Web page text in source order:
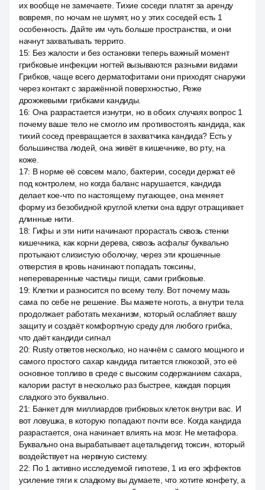
их вообще не замечаете. Тихие соседи платят за аренду
вовремя, по ночам не шумят, но у этих соседей есть 1
особенность. Дайте им чуть больше пространства, и они
начнут захватывать террито.
15: Без жалости и без остановки теперь важный момент
грибковые инфекции ногтей вызываются разными видами
Грибков, чаще всего дерматофитами они приходят снаружи
через контакт с заражённой поверхностью, Реже
дрожжевыми грибками кандиды.
16: Она разрастается изнутри, но в обоих случаях вопрос 1
почему ваше тело не смогло им противостоять кандида, как
тихий сосед превращается в захватчика кандида? Есть у
большинства людей, она живёт в кишечнике, во рту, на
коже.
17: В норме её совсем мало, бактерии, соседи держат её
под контролем, но когда баланс нарушается, кандида
делает кое-что по настоящему пугающее, она меняет
форму из безобидной круглой клетки она вдруг отращивает
длинные нити.
18: Гифы и эти нити начинают прорастать сквозь стенки
кишечника, как корни дерева, сквозь асфальт буквально
протыкают слизистую оболочку, через эти крошечные
отверстия в кровь начинают попадать токсины,
непереваренные частицы пищи, сами грибковые.
19: Клетки и разносится по всему телу. Вот почему мазь
сама по себе не решение. Вы мажете ноготь, а внутри тела
продолжает работать механизм, который ослабляет вашу
защиту и создаёт комфортную среду для любого грибка,
что даёт кандиди сигнал
20: Rusty ответов несколько, но начнём с самого мощного и
самого простого сахар кандида питается глюкозой, это её
основное топливо в среде с высоким содержанием сахара,
калории растут в несколько раз быстрее, каждая порция
сладкого это буквально.
21: Банкет для миллиардов грибковых клеток внутри вас. И
вот ловушка, в которую попадают почти все. Когда кандида
разрастается, она начинает влиять на мозг. Не метафора.
Буквально она вырабатывает ацетальдегид токсин, который
воздействует на нервную систему.
22: По 1 активно исследуемой гипотезе, 1 из его эффектов
усиление тяги к сладкому вы думаете, что хотите конфету, а